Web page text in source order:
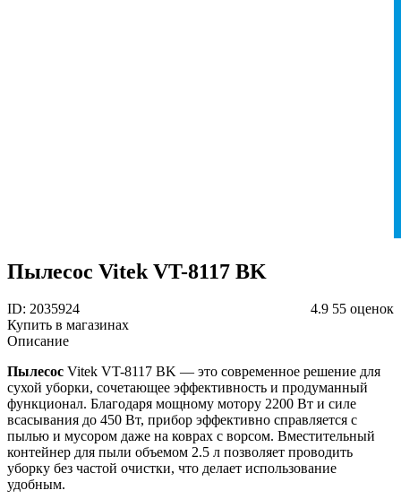
Пылесос Vitek VT-8117 BK
ID: 2035924 4.9 55 оценок
Купить в магазинах
Описание
Пылесос Vitek VT-8117 BK — это современное решение для
сухой уборки, сочетающее эффективность и продуманный
функционал. Благодаря мощному мотору 2200 Вт и силе
всасывания до 450 Вт, прибор эффективно справляется с
пылью и мусором даже на коврах с ворсом. Вместительный
контейнер для пыли объемом 2.5 л позволяет проводить
уборку без частой очистки, что делает использование
удобным.